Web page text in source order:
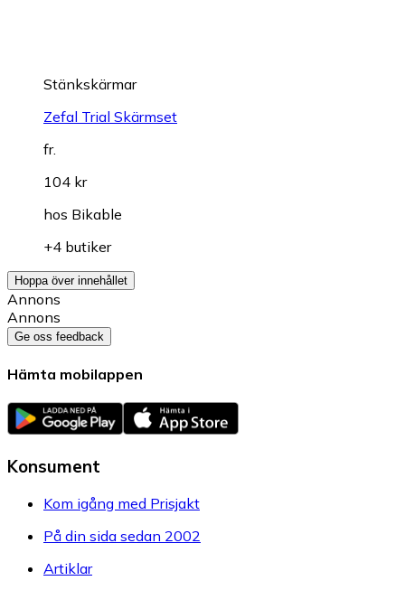
Stänkskärmar
Zefal Trial Skärmset
fr.
104 kr
hos Bikable
+4 butiker
Hoppa över innehållet
Annons
Annons
Ge oss feedback
Hämta mobilappen
Konsument
Kom igång med Prisjakt
På din sida sedan 2002
Artiklar